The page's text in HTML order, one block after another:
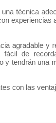
técnica
experiencias
agradable y
de
tendrán una
con las